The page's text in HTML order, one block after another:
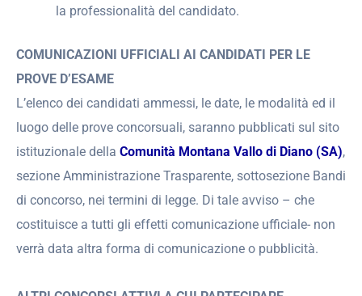
la professionalità del candidato.
COMUNICAZIONI UFFICIALI AI CANDIDATI PER LE
PROVE D’ESAME
L’elenco dei candidati ammessi, le date, le modalità ed il
luogo delle prove concorsuali, saranno pubblicati sul sito
istituzionale della Comunità Montana Vallo di Diano (SA),
sezione Amministrazione Trasparente, sottosezione Bandi
di concorso, nei termini di legge. Di tale avviso – che
costituisce a tutti gli effetti comunicazione ufficiale- non
verrà data altra forma di comunicazione o pubblicità.